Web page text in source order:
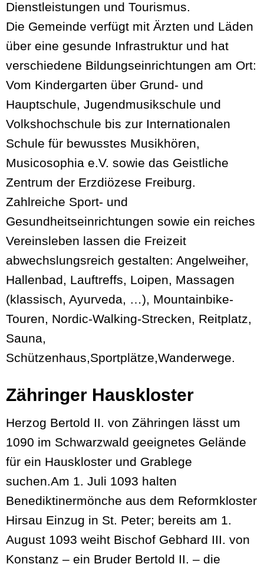
Dienstleistungen und Tourismus.
Die Gemeinde verfügt mit Ärzten und Läden
über eine gesunde Infrastruktur und hat
verschiedene Bildungseinrichtungen am Ort:
Vom Kindergarten über Grund- und
Hauptschule, Jugendmusikschule und
Volkshochschule bis zur Internationalen
Schule für bewusstes Musikhören,
Musicosophia e.V. sowie das Geistliche
Zentrum der Erzdiözese Freiburg.
Zahlreiche Sport- und
Gesundheitseinrichtungen sowie ein reiches
Vereinsleben lassen die Freizeit
abwechslungsreich gestalten: Angelweiher,
Hallenbad, Lauftreffs, Loipen, Massagen
(klassisch, Ayurveda, …), Mountainbike-
Touren, Nordic-Walking-Strecken, Reitplatz,
Sauna,
Schützenhaus,Sportplätze,Wanderwege.
Zähringer Hauskloster
Herzog Bertold II. von Zähringen lässt um
1090 im Schwarzwald geeignetes Gelände
für ein Hauskloster und Grablege
suchen.Am 1. Juli 1093 halten
Benediktinermönche aus dem Reformkloster
Hirsau Einzug in St. Peter; bereits am 1.
August 1093 weiht Bischof Gebhard III. von
Konstanz – ein Bruder Bertold II. – die